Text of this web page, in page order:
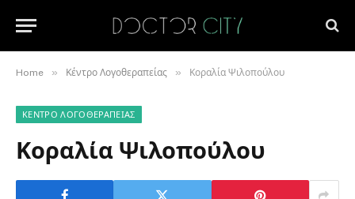
Home » Κέντρο Λογοθεραπείας » Κοραλία Ψιλοπούλου
ΚΈΝΤΡΟ ΛΟΓΟΘΕΡΑΠΕΊΑΣ
Κοραλία Ψιλοπούλου